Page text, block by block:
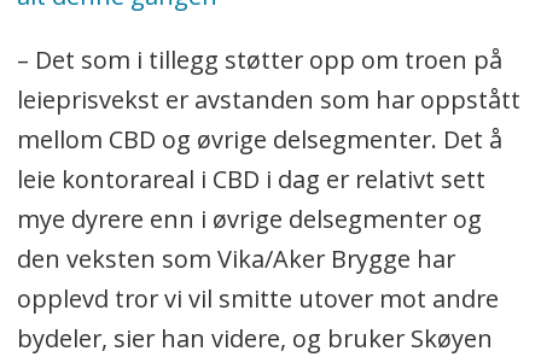
– Det som i tillegg støtter opp om troen på
leieprisvekst er avstanden som har oppstått
mellom CBD og øvrige delsegmenter. Det å
leie kontorareal i CBD i dag er relativt sett
mye dyrere enn i øvrige delsegmenter og
den veksten som Vika/Aker Brygge har
opplevd tror vi vil smitte utover mot andre
bydeler, sier han videre, og bruker Skøyen